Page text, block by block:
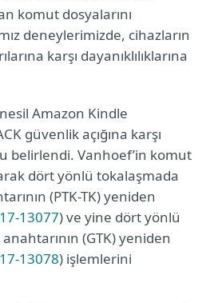
komut dosyalarını
deneylerimizde, cihazların
karşı dayanıklılıklarına
Amazon Kindle
güvenlik açığına karşı
belirlendi. Vanhoef’in komut
dört yönlü tokalaşmada
(PTK-TK) yeniden
13077) ve yine dört yönlü
(GTK) yeniden
13078) işlemlerini